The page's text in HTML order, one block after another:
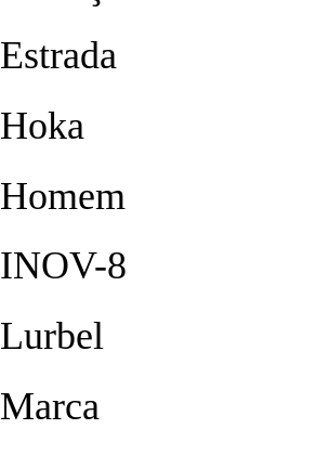
Estrada
Hoka
Homem
INOV-8
Lurbel
Marca